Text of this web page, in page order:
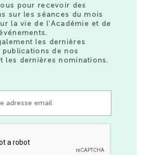
pour recevoir des
sur les séances du mois
la vie de l’Académie et de
les dernières
publications de nos
les dernières nominations.